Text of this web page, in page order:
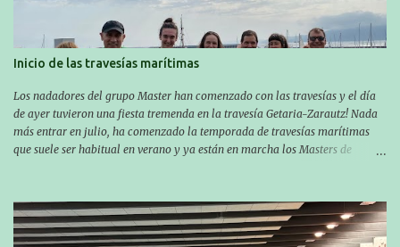
Inicio de las travesías marítimas
Los nadadores del grupo Master han comenzado con las travesías y el día
de ayer tuvieron una fiesta tremenda en la travesía Getaria-Zarautz! Nada
más entrar en julio, ha comenzado la temporada de travesías marítimas
que suele ser habitual en verano y ya están en marcha los Masters de
próxima cita. Para empezar, el 13 de julio, Manu Santos participó en la
XXXVIII. Travesía a nado de Ondarroa y recorrió una distancia de 1600
metros en 28 minutos y 30 segundos. Al día siguiente, Manu Santos y su